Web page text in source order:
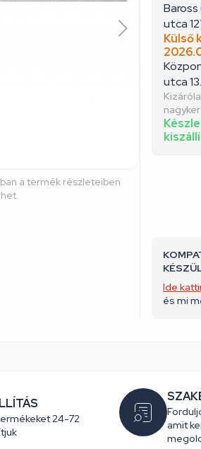
a termék részleteiben
utca
Külső
utca 13.
Ide
és mi
24-72
amit